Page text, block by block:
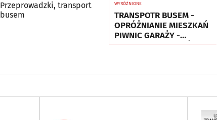
Przeprowadzki, transport
busem
WYRÓŻNIONE
TRANSPOTR BUSEM -
OPRÓŻNIANIE MIESZKAŃ
PIWNIC GARAŻY -
UTYLIZACJA - WYWÓZ